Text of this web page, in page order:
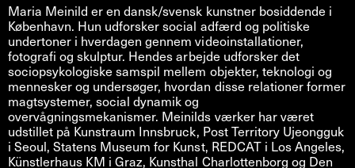
Maria Meinild er en dansk/svensk kunstner bosiddende i
København. Hun udforsker social adfærd og politiske
undertoner i hverdagen gennem videoinstallationer,
fotografi og skulptur. Hendes arbejde udforsker det
sociopsykologiske samspil mellem objekter, teknologi og
mennesker og undersøger, hvordan disse relationer former
magtsystemer, social dynamik og
overvågningsmekanismer. Meinilds værker har været
udstillet på Kunstraum Innsbruck, Post Territory Ujeongguk
i Seoul, Statens Museum for Kunst, REDCAT i Los Angeles,
Künstlerhaus KM i Graz, Kunsthal Charlottenborg og Den